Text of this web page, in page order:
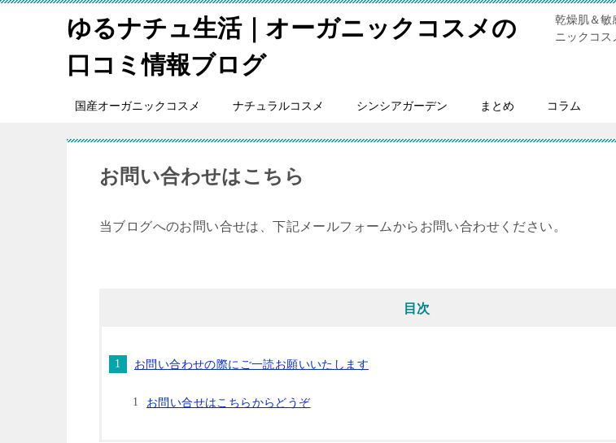
ゆるナチュ生活｜オーガニックコスメの
口コミ情報ブログ
乾燥肌＆敏
ニックコス
国産オーガニックコスメ ナチュラルコスメ シンシアガーデン まとめ コラム
お問い合わせはこちら
当ブログへのお問い合せは、下記メールフォームからお問い合わせください。
目次
お問い合わせの際にご一読お願いいたします
お問い合せはこちらからどうぞ